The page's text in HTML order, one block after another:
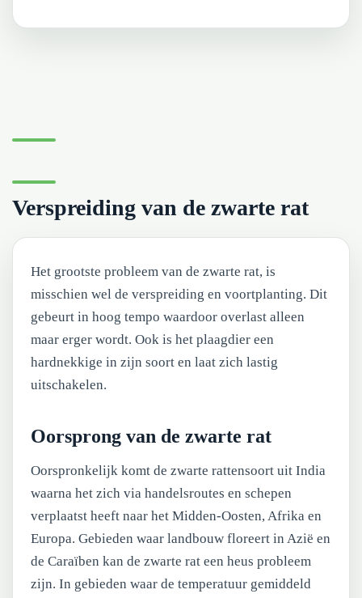
Verspreiding van de zwarte rat
Het grootste probleem van de zwarte rat, is
misschien wel de verspreiding en voortplanting. Dit
gebeurt in hoog tempo waardoor overlast alleen
maar erger wordt. Ook is het plaagdier een
hardnekkige in zijn soort en laat zich lastig
uitschakelen.
Oorsprong van de zwarte rat
Oorspronkelijk komt de zwarte rattensoort uit India
waarna het zich via handelsroutes en schepen
verplaatst heeft naar het Midden-Oosten, Afrika en
Europa. Gebieden waar landbouw floreert in Azië en
de Caraïben kan de zwarte rat een heus probleem
zijn. In gebieden waar de temperatuur gemiddeld